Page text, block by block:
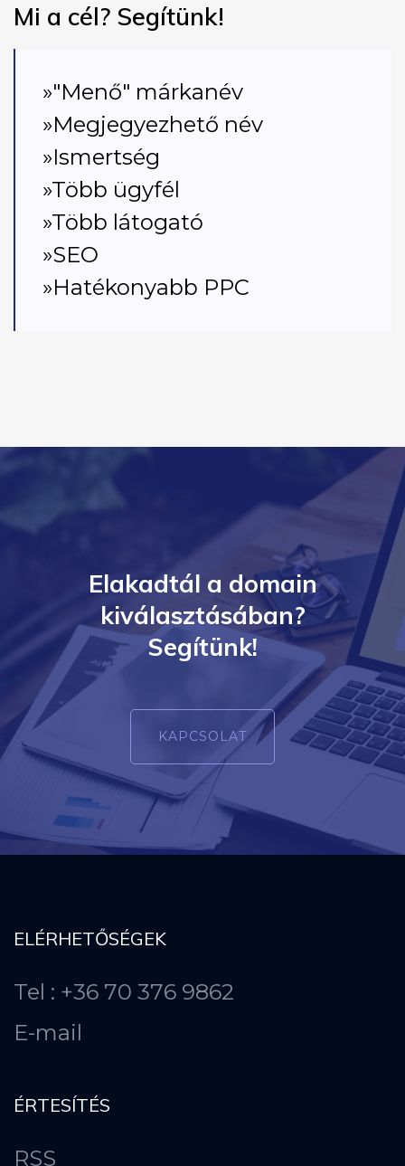
Mi a cél? Segítünk!
»"Menő" márkanév
»Megjegyezhető név
»Ismertség
»Több ügyfél
»Több látogató
»SEO
»Hatékonyabb PPC
Elakadtál a domain
kiválasztásában?
Segítünk!
KAPCSOLAT
ELÉRHETŐSÉGEK
Tel : +36 70 376 9862
E-mail
ÉRTESÍTÉS
RSS